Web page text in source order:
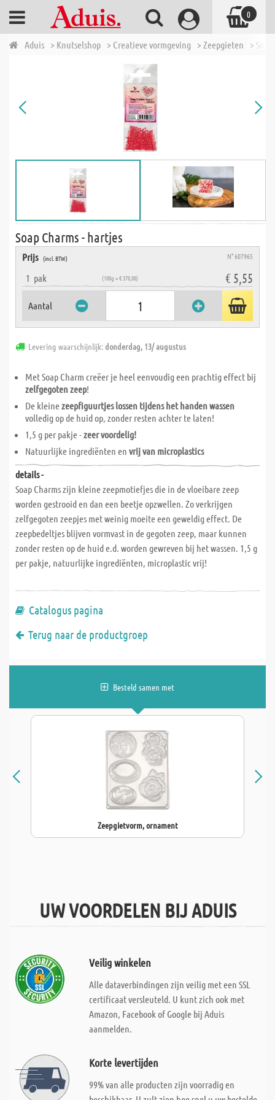
Aduis > Knutselshop > Creatieve vormgeving > Zeepgieten >
Soap Charms - hartjes
Prijs (incl. BTW) N° 607965
1 pak (100g = € 370,00) € 5,55
Aantal
Levering waarschijnlijk:donderdag, 13/ augustus
Met Soap Charm creëer je heel eenvoudig een prachtig effect bij
zelfgegoten zeep!
De kleinezeepfiguurtjes lossen tijdens het handen wassen
volledig op de huid op, zonder resten achter te laten!
1,5 g per pakje -zeer voordelig!
Natuurlijke ingrediënten en vrij van microplastics
details -
Soap Charms zijn kleine zeepmotiefjes die in de vloeibare zeep
worden gestrooid en dan een beetje opzwellen. Zo verkrijgen
zelfgegoten zeepjes met weinig moeite een geweldig effect. De
zeepbedeltjes blijven vormvast in de gegoten zeep, maar kunnen
zonder resten op de huid e.d. worden gewreven bij het wassen. 1,5 g
per pakje, natuurlijke ingrediënten, microplastic vrij!
Catalogus pagina
Terug naar de productgroep
Besteld samen met
Zeepgietvorm, ornament
UW VOORDELEN BIJ ADUIS
Veilig winkelen
Alle dataverbindingen zijn veilig met een SSL
certificaat versleuteld. U kunt zich ook met
Amazon, Facebook of Google bij Aduis
aanmelden.
Korte levertijden
99% van alle producten zijn voorradig en
0